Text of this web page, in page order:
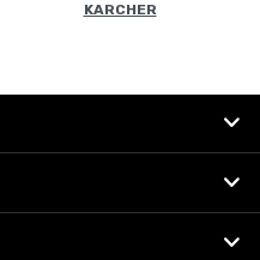
KARCHER